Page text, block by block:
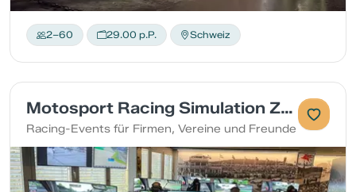
2–60 29.00 p.P. Schweiz
Motosport Racing Simulation Zürich
Racing-Events für Firmen, Vereine und Freunde